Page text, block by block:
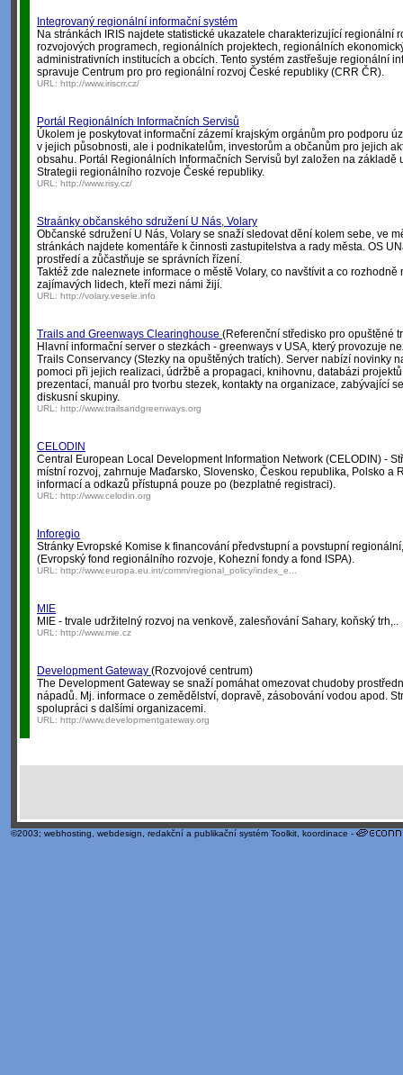
Integrovaný regionální informační systém
Na stránkách IRIS najdete statistické ukazatele charakterizující regionální
rozvojových programech, regionálních projektech, regionálních
administrativních institucích a obcích. Tento systém zastřešuje regionální
spravuje Centrum pro pro regionální rozvoj České republiky (CRR ČR).
URL: http://www.iriscrr.cz/
Portál Regionálních Informačních Servisů
Úkolem je poskytovat informační zázemí krajským orgánům pro podporu
v jejich působnosti, ale i podnikatelům, investorům a občanům pro jejich
obsahu. Portál Regionálních Informačních Servisů byl založen na základě
Strategii regionálního rozvoje České republiky.
URL: http://www.risy.cz/
Straánky občanského sdružení U Nás, Volary
Občanské sdružení U Nás, Volary se snaží sledovat dění kolem sebe, ve
stránkách najdete komentáře k činnosti zastupitelstva a rady města. OS
prostředí a zůčastňuje se správních řízení.
Taktéž zde naleznete informace o městě Volary, co navštívit a co
zajímavých lidech, kteří mezi námi žijí.
URL: http://volary.vesele.info
Trails and Greenways Clearinghouse (Referenční středisko pro opuštěné
Hlavní informační server o stezkách - greenways v USA, který provozuje
Trails Conservancy (Stezky na opuštěných tratích). Server nabízí novinky
pomoci při jejich realizaci, údržbě a propagaci, knihovnu, databázi
prezentací, manuál pro tvorbu stezek, kontakty na organizace, zabývající
diskusní skupiny.
URL: http://www.trailsandgreenways.org
CELODIN
Central European Local Development Information Network (CELODIN) -
místní rozvoj, zahrnuje Maďarsko, Slovensko, Českou republika, Polsko a
informací a odkazů přístupná pouze po (bezplatné registraci).
URL: http://www.celodin.org
Inforegio
Stránky Evropské Komise k financování předvstupní a povstupní
(Evropský fond regionálního rozvoje, Kohezní fondy a fond ISPA).
URL: http://www.europa.eu.int/comm/regional_policy/index_e...
MIE
MIE - trvale udržitelný rozvoj na venkově, zalesňování Sahary, koňský trh,..
URL: http://www.mie.cz
Development Gateway (Rozvojové centrum)
The Development Gateway se snaží pomáhat omezovat chudoby
nápadů. Mj. informace o zemědělství, dopravě, zásobování vodou apod.
spolupráci s dalšími organizacemi.
URL: http://www.developmentgateway.org
©2003; webhosting webdesign redakční a publikační systém Toolkit , koordinace -